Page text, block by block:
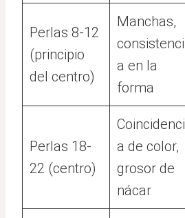
Perlas 8-12
(principio
del centro)
Manchas,
consistenci
a en la
forma
Perlas 18-
22 (centro)
Coincidenci
a de color,
grosor de
nácar